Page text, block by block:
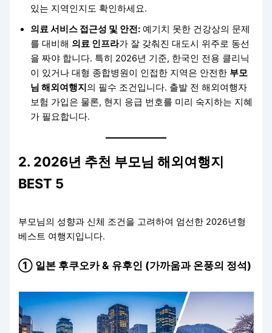
있는 지역인지도 확인하세요.
의료 서비스 접근성 및 안전: 예기치 못한 건강상의 문제
를 대비해 의료 인프라가 잘 갖춰진 대도시 위주로 동선
을 짜야 합니다. 특히 2026년 기준, 한국인 전용 클리닉
이 있거나 대형 종합병원이 인접한 지역은 안전한 부모
님 해외여행지의 필수 조건입니다. 출발 전 해외여행자
보험 가입은 물론, 현지 응급 번호를 미리 숙지하는 지혜
가 필요합니다.
2. 2026년 추천 부모님 해외여행지
BEST 5
부모님의 성향과 신체 조건을 고려하여 엄선한 2026년형
베스트 여행지입니다.
① 일본 후쿠오카 & 유후인 (가까움과 온풍의 정석)